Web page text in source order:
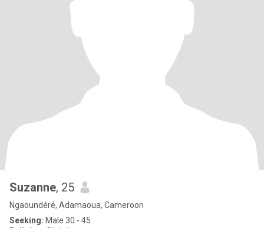
Suzanne, 25
Ngaoundéré, Adamaoua, Cameroon
Seeking: Male 30 - 45